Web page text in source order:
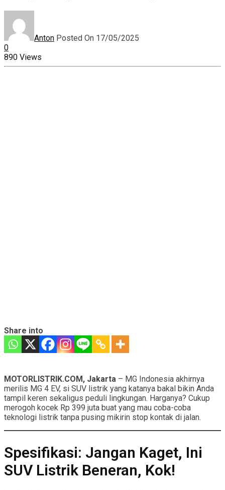
Anton Posted On 17/05/2025
0
890 Views
Share into
MOTORLISTRIK.COM, Jakarta – MG Indonesia akhirnya
merilis MG 4 EV, si SUV listrik yang katanya bakal bikin Anda
tampil keren sekaligus peduli lingkungan. Harganya? Cukup
merogoh kocek Rp 399 juta buat yang mau coba-coba
teknologi listrik tanpa pusing mikirin stop kontak di jalan.
Spesifikasi: Jangan Kaget, Ini
SUV Listrik Beneran, Kok!